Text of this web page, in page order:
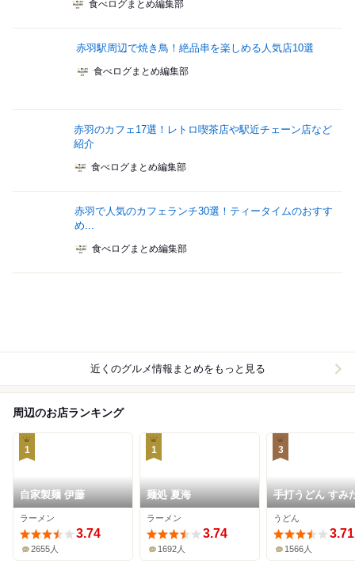
食べログまとめ編集部
赤羽駅周辺で焼き鳥！絶品串を楽しめる人気店10選
食べログまとめ編集部
赤羽のカフェ17選！レトロ喫茶店や駅近チェーン店など
紹介
食べログまとめ編集部
赤羽で人気のカフェランチ30選！ティータイムのおすす
め...
食べログまとめ編集部
近くのグルメ情報まとめをもっと見る
周辺のお店ランキング
1
自家製麺 伊藤
ラーメン
3.74
2655人
1
麺処 夏海
ラーメン
3.74
1692人
3
手打うどん すみ
うどん
3.71
1566人